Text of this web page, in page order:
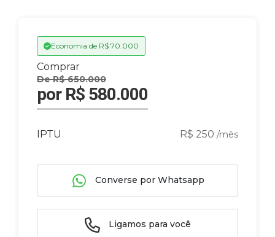
Economia de R$ 70.000
Comprar
De R$ 650.000
por R$ 580.000
IPTU R$ 250 /mês
Converse por Whatsapp
Ligamos para você